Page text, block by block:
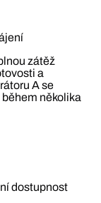
zátěž
a
A se
několika
dostupnost